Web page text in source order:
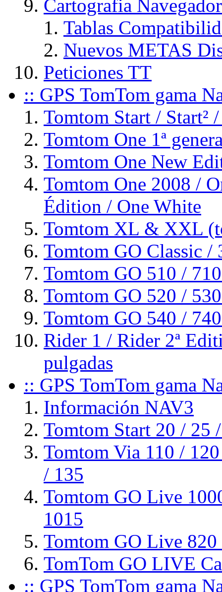
Cartografia
Tablas
Nuevos METAS
Peticiones TT
:: GPS TomTom gama
Tomtom Start / Start²
Tomtom One 1ª
Tomtom One New
Tomtom One 2008 /
Édition / One White
Tomtom XL & XXL
Tomtom GO Classic /
Tomtom GO 510 /
Tomtom GO 520 /
Tomtom GO 540 /
Rider 1 / Rider 2ª
pulgadas
:: GPS TomTom gama
Información NAV3
Tomtom Start 20 / 25
Tomtom Via 110 /
/ 135
Tomtom GO Live
1015
Tomtom GO Live 820
TomTom GO LIVE
:: GPS TomTom gama